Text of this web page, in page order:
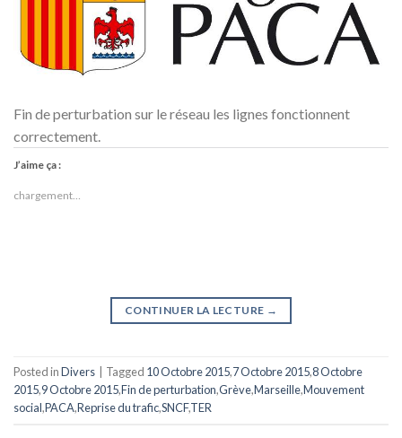
Fin de perturbation sur le réseau les lignes fonctionnent
correctement.
J’aime ça :
chargement…
CONTINUER LA LECTURE →
Posted inDivers Tagged 10 Octobre 2015,7 Octobre 2015,8 Octobre
2015,9 Octobre 2015,Fin de perturbation,Grève,Marseille,Mouvement
social,PACA,Reprise du trafic,SNCF,TER